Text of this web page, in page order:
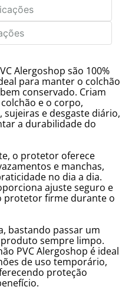
Alergoshop são 100%
para manter o colchão
conservado. Criam
e o corpo,
e desgaste diário,
a durabilidade do
o protetor oferece
e manchas,
no dia a dia.
ajuste seguro e
protetor firme durante o
bastando passar um
sempre limpo.
PVC Alergoshop é ideal
de uso temporário,
proteção